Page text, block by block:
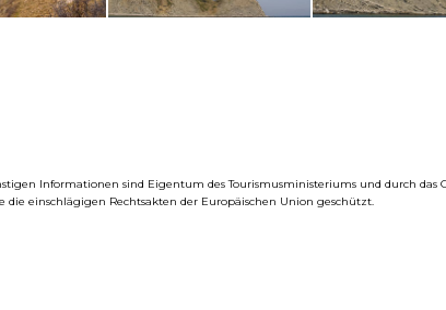
Informationen sind Eigentum des Tourismusministeriums und durch das
einschlägigen Rechtsakten der Europäischen Union geschützt.